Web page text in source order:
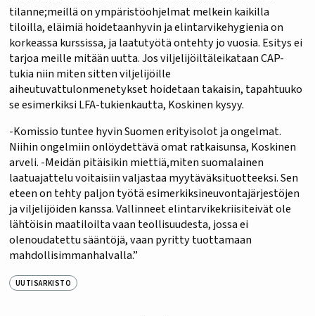
tilanne;meillä on ympäristöohjelmat melkein kaikilla
tiloilla, eläimiä hoidetaanhyvin ja elintarvikehygienia on
korkeassa kurssissa, ja laatutyötä ontehty jo vuosia. Esitys ei
tarjoa meille mitään uutta. Jos viljelijöiltäleikataan CAP-
tukia niin miten sitten viljelijöille
aiheutuvattulonmenetykset hoidetaan takaisin, tapahtuuko
se esimerkiksi LFA-tukienkautta, Koskinen kysyy.
-Komissio tuntee hyvin Suomen erityisolot ja ongelmat.
Niihin ongelmiin onlöydettävä omat ratkaisunsa, Koskinen
arveli. -Meidän pitäisikin miettiä,miten suomalainen
laatuajattelu voitaisiin valjastaa myytäväksituotteeksi. Sen
eteen on tehty paljon työtä esimerkiksineuvontajärjestöjen
ja viljelijöiden kanssa. Vallinneet elintarvikekriisiteivät ole
lähtöisin maatiloilta vaan teollisuudesta, jossa ei
olenoudatettu sääntöjä, vaan pyritty tuottamaan
mahdollisimmanhalvalla.”
UUTISARKISTO